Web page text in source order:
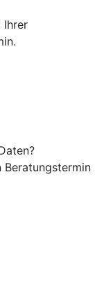
Ihrer
Beratungstermin